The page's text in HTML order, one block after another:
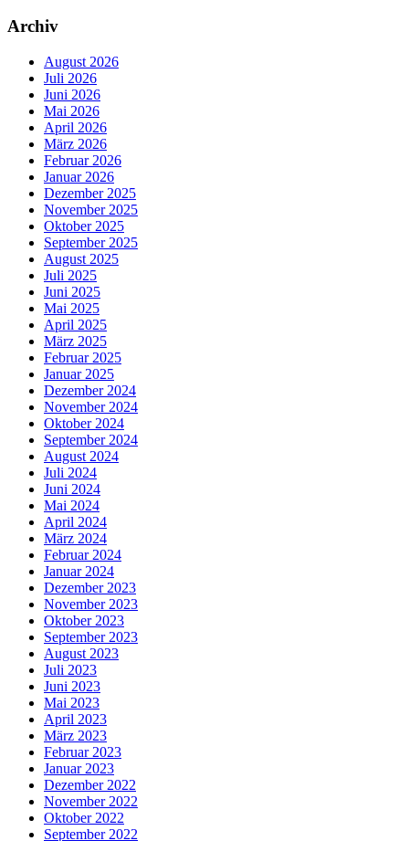
Archiv
August 2026
Juli 2026
Juni 2026
Mai 2026
April 2026
März 2026
Februar 2026
Januar 2026
Dezember 2025
November 2025
Oktober 2025
September 2025
August 2025
Juli 2025
Juni 2025
Mai 2025
April 2025
März 2025
Februar 2025
Januar 2025
Dezember 2024
November 2024
Oktober 2024
September 2024
August 2024
Juli 2024
Juni 2024
Mai 2024
April 2024
März 2024
Februar 2024
Januar 2024
Dezember 2023
November 2023
Oktober 2023
September 2023
August 2023
Juli 2023
Juni 2023
Mai 2023
April 2023
März 2023
Februar 2023
Januar 2023
Dezember 2022
November 2022
Oktober 2022
September 2022